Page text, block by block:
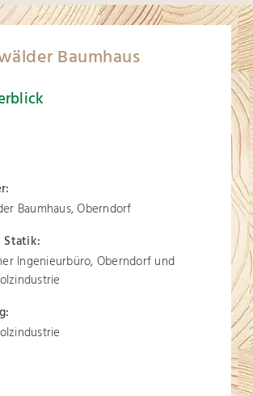
Baumhaus
Baumhaus, Oberndorf
Statik:
Ingenieurbüro, Oberndorf und